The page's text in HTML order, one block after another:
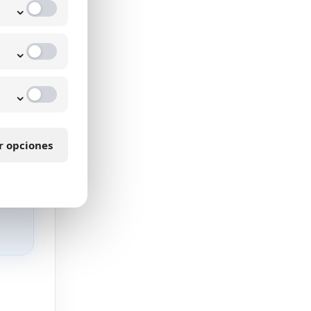
en
⌄
⌄
⌄
opciones